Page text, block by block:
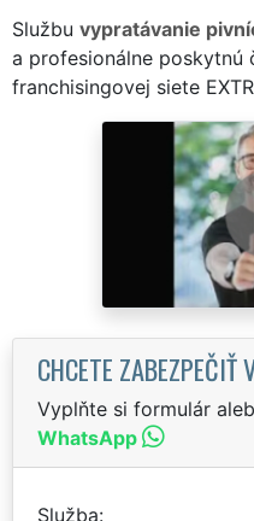
Službu vypratávanie
a profesionálne poskytnú
franchisingovej siete
CHCETE ZABEZPEČIŤ
Vyplňte si formulár
WhatsApp
Služba